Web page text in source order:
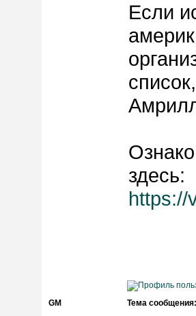
Если
здесь:
https://
GM Тема сообщения: